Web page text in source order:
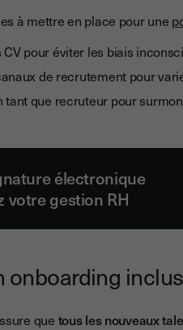
à mettre en place pour une
pour éviter les biais
de recrutement pour
tant que recruteur pour
électronique
votre gestion RH
onboarding
que tous les nouveaux